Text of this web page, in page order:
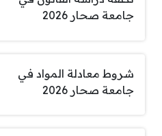
جامعة صحار 2026
شروط معادلة المواد في
جامعة صحار 2026